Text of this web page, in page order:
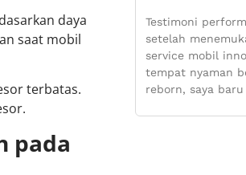
daya
saat mobil
terbatas.
pada
Testimoni
setelah
service mobil
tempat nyaman
reborn, saya